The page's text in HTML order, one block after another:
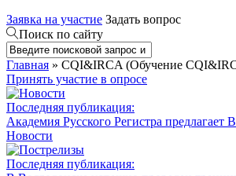
Заявка на участие Задать вопрос
Поиск по сайту
Главная » CQI&IRCA (Обучение
Принять участие в опросе
Последняя публикация:
Академия Русского Регистра
Новости
Последняя публикация: